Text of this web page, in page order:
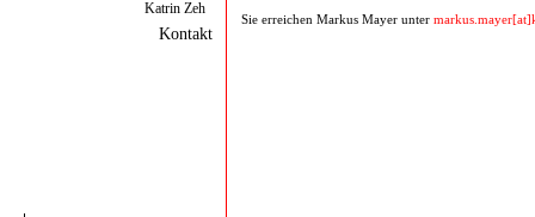
Katrin Zeh
Kontakt
Sie erreichen Markus Mayer unter